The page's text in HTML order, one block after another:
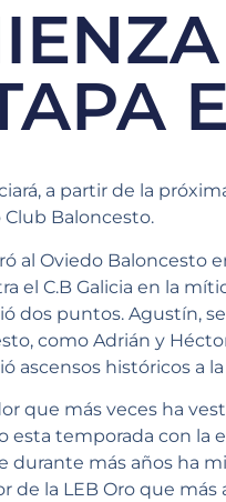
a partir de la
Baloncesto.
al Oviedo Baloncesto
el C.B Galicia en la
dos puntos. Agustín,
como Adrián y
históricos a la
que más veces ha
esta temporada con la
durante más años ha
de la LEB Oro que